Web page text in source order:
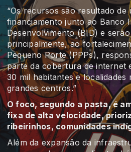
“Os recursos são resultado de
financiamento junto ao Banco
Desenvolvimento (BID) e
principalmente, ao
Pequeno Porte (PPPs),
parte da cobertura de internet
30 mil habitantes e localidades
grandes centros.”
O foco, segundo a pasta, é
fixa de alta velocidade,
ribeirinhos, comunidades
Além da expansão da